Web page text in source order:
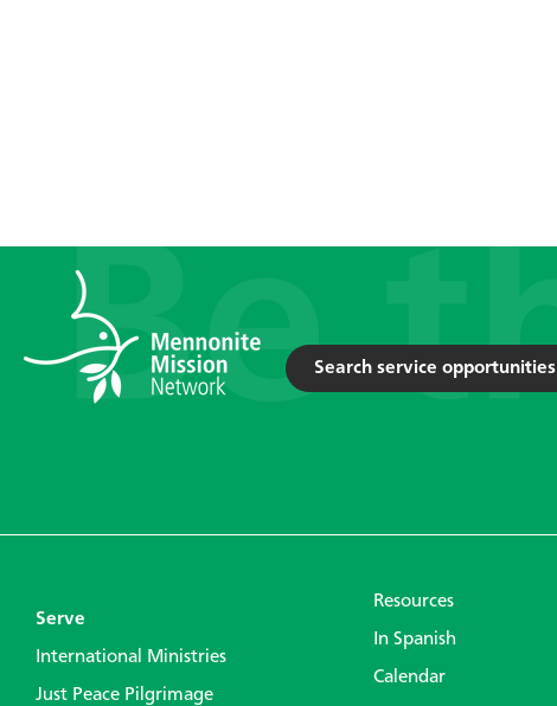
Search service opportunities
Serve
International Ministries
Just Peace Pilgrimage
Resources
In Spanish
Calendar